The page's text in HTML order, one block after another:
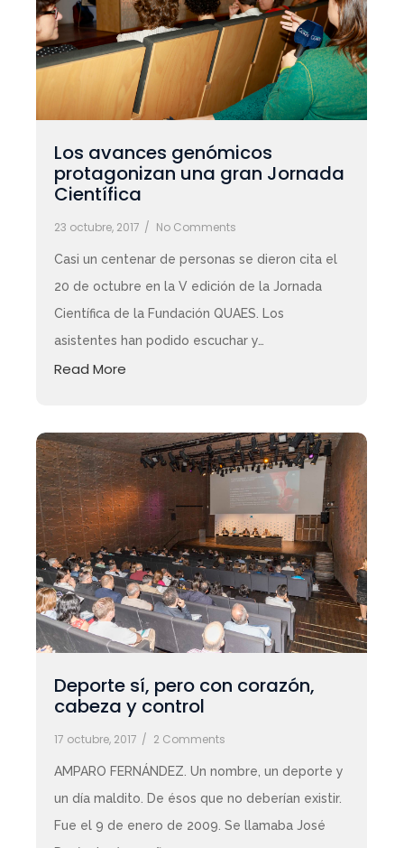
Los avances genómicos
protagonizan una gran Jornada
Científica
23 octubre, 2017 / No Comments
Casi un centenar de personas se dieron cita el
20 de octubre en la V edición de la Jornada
Científica de la Fundación QUAES. Los
asistentes han podido escuchar y…
Read More
Deporte sí, pero con corazón,
cabeza y control
17 octubre, 2017 / 2 Comments
AMPARO FERNÁNDEZ. Un nombre, un deporte y
un día maldito. De ésos que no deberían existir.
Fue el 9 de enero de 2009. Se llamaba José